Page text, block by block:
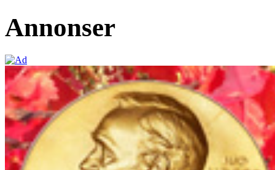
Annonser